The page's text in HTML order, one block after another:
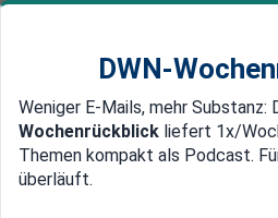
Newsticker MEIN DWN:
Edelmetalle DWN-
DWN-
Weniger E-Mails, mehr Substanz:
Wochenrückblick liefert 1x/
Themen kompakt als Podcast.
überläuft.